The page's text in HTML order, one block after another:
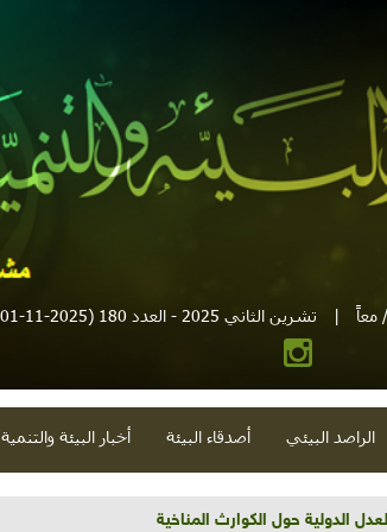
معاً | تشرين الثاني 2025 - العدد 180 (2025-11-01)
الراصد البيئي أصدقاء البيئة أخبار البيئة والتنمية
وحلويات قبيحة وحاكورة ونوبل وزيتون و"سيباط"